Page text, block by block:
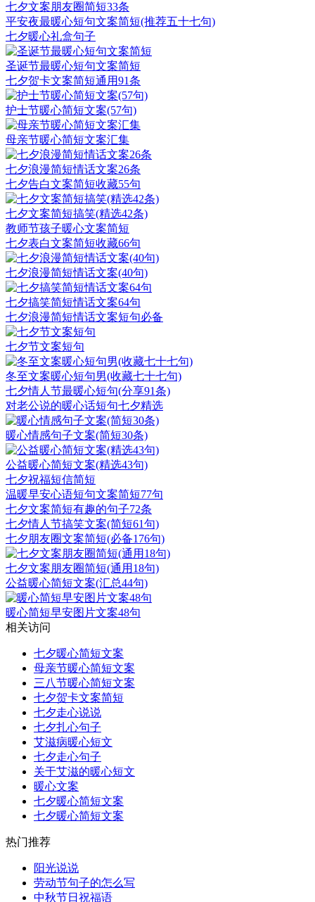
七夕文案朋友圈简短33条
平安夜最暖心短句文案简短(推荐五十七句)
七夕暖心礼盒句子
圣诞节最暖心短句文案简短
七夕贺卡文案简短通用91条
护士节暖心简短文案(57句)
母亲节暖心简短文案汇集
七夕浪漫简短情话文案26条
七夕告白文案简短收藏55句
七夕文案简短搞笑(精选42条)
教师节孩子暖心文案简短
七夕表白文案简短收藏66句
七夕浪漫简短情话文案(40句)
七夕搞笑简短情话文案64句
七夕浪漫简短情话文案短句必备
七夕节文案短句
冬至文案暖心短句男(收藏七十七句)
七夕情人节最暖心短句(分享91条)
对老公说的暖心话短句七夕精选
暖心情感句子文案(简短30条)
公益暖心简短文案(精选43句)
七夕祝福短信简短
温暖早安心语短句文案简短77句
七夕文案简短有趣的句子72条
七夕情人节搞笑文案(简短61句)
七夕朋友圈文案简短(必备176句)
七夕文案朋友圈简短(通用18句)
公益暖心简短文案(汇总44句)
暖心简短早安图片文案48句
相关访问
七夕暖心简短文案
母亲节暖心简短文案
三八节暖心简短文案
七夕贺卡文案简短
七夕走心说说
七夕扎心句子
艾滋病暖心短文
七夕走心句子
关于艾滋的暖心短文
暖心文案
七夕暖心简短文案
七夕暖心简短文案
热门推荐
阳光说说
劳动节句子的怎么写
中秋节日祝福语